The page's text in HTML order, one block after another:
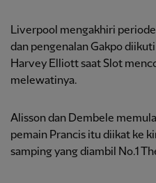
Liverpool mengakhiri
dan pengenalan Gakpo
Harvey Elliott saat Slot
melewatinya.
Alisson dan Dembele
pemain Prancis itu diikat ke
samping yang diambil No.1